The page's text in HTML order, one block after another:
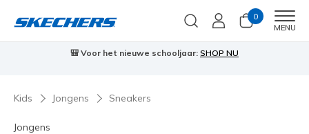
0
MENU
🎒 Voor het nieuwe schooljaar: SHOP NU
Kids Jongens Sneakers
Jongens